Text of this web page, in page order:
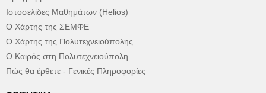
Ιστοσελίδες Μαθημάτων (Helios)
Ο Χάρτης της ΣΕΜΦΕ
Ο Χάρτης της Πολυτεχνειούπολης
Ο Καιρός στη Πολυτεχνειούπολη
Πώς θα έρθετε - Γενικές Πληροφορίες